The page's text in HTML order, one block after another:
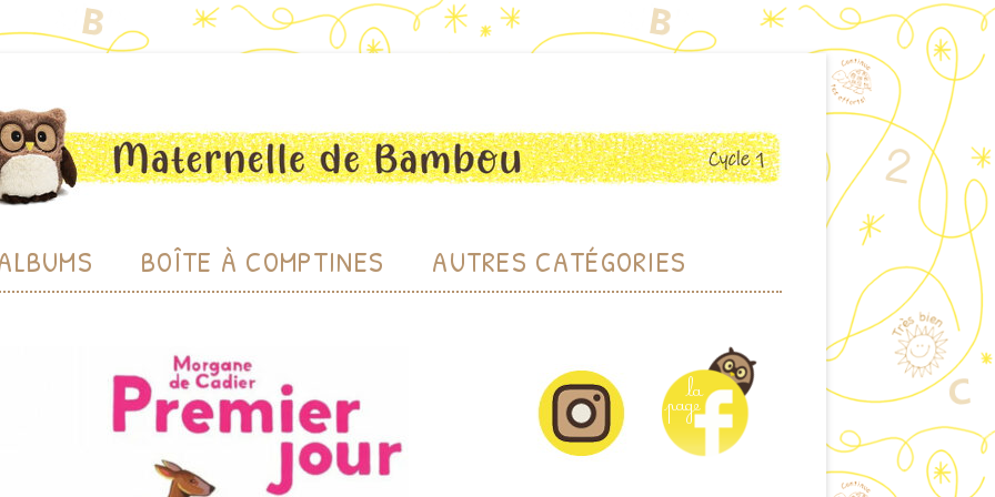
BOÎTE À COMPTINES AUTRES CATÉGORIES
LUDOTHÈQUE (JEUX)
BIBLIOTHÈQUE (ALBUMS)